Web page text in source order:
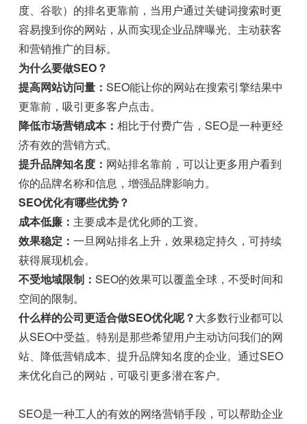
度、谷歌）的排名更靠前，当用户通过关键词搜索时更
容易搜到你的网站，从而实现企业品牌曝光、主动获客
和营销推广的目标。
为什么要做SEO？
提高网站访问量：SEO能让你的网站在搜索引擎结果中
更靠前，吸引更多客户点击。
降低市场营销成本：相比于付费广告，SEO是一种更经
济有效的营销方式。
提升品牌知名度： 网站排名靠前，可以让更多用户看到
你的品牌名称和信息，增强品牌影响力。
SEO优化有哪些优势？
成本低廉： 主要成本是优化师的工资。
效果稳定：一旦网站排名上升，效果稳定持久，可持续
获得展现机会。
不受地域限制：SEO的效果可以覆盖全球，不受时间和
空间的限制。
什么样的公司更适合做SEO优化呢？大多数行业都可以
从SEO中受益。特别是那些希望用户主动访问我们的网
站、降低营销成本、提升品牌知名度的企业。通过SEO
来优化自己的网站，可吸引更多潜在客户。
SEO是一种工人的有效的网络营销手段，可以帮助企业